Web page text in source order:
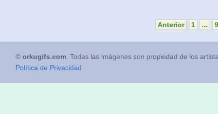
Anterior 1 ... 9
© orkugifs.com. Todas las imágenes son propiedad de los
Política de Privacidad